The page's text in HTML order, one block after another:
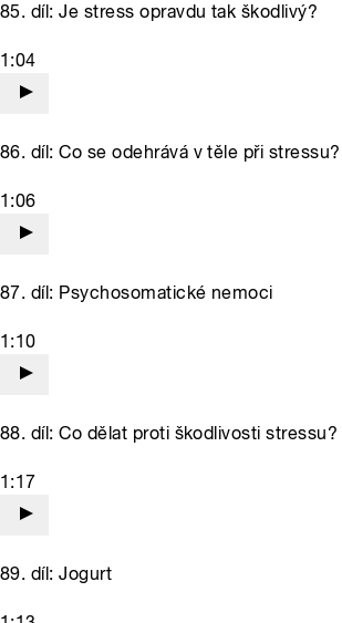
85. díl: Je stress opravdu tak škodlivý?
1:04
86. díl: Co se odehrává v těle při stressu?
1:06
87. díl: Psychosomatické nemoci
1:10
88. díl: Co dělat proti škodlivosti stressu?
1:17
89. díl: Jogurt